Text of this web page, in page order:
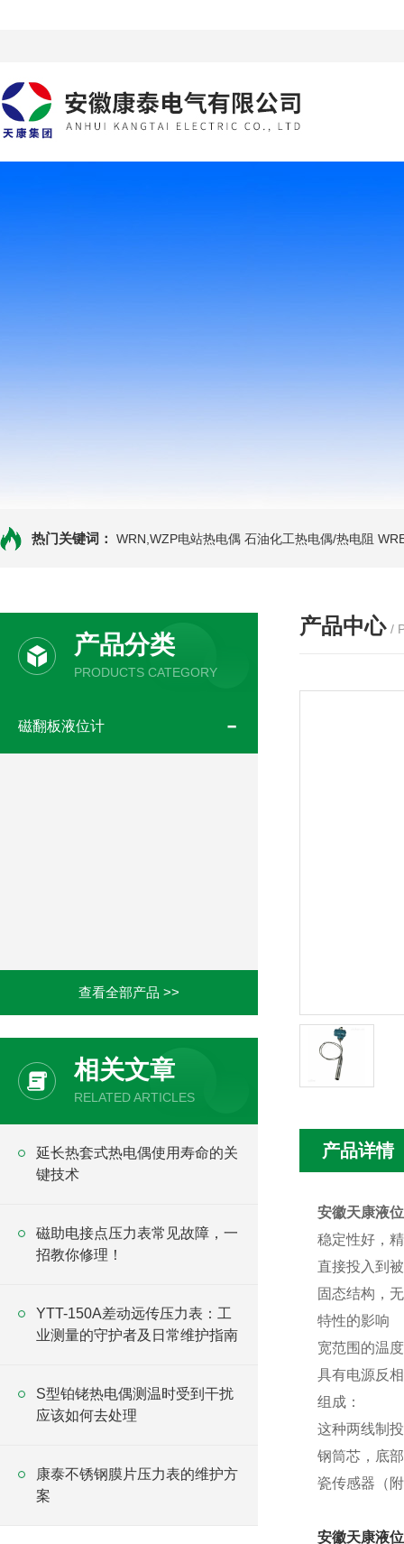
热门关键词： WRN,WZP电站热电偶 石油化工热电偶/热电阻
产品分类
PRODUCTS CATEGORY
磁翻板液位计
查看全部产品 >>
相关文章
RELATED ARTICLES
延长热套式热电偶使用寿命的关
键技术
磁助电接点压力表常见故障，一
招教你修理！
YTT-150A差动远传压力表：工
业测量的守护者及日常维护指南
S型铂铑热电偶测温时受到干扰
应该如何去处理
康泰不锈钢膜片压力表的维护方
案
产品中心 /
产品详情
安徽天康液
稳定性好，
直接投入到
固态结构，
特性的影响
宽范围的温
具有电源反
组成：
这种两线制
钢筒芯，底
瓷传感器（
安徽天康液